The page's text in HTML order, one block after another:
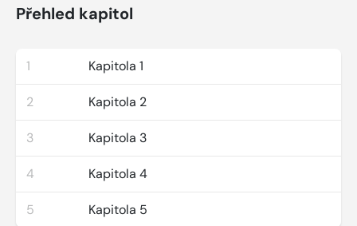
Přehled kapitol
1 Kapitola 1
2 Kapitola 2
3 Kapitola 3
4 Kapitola 4
5 Kapitola 5